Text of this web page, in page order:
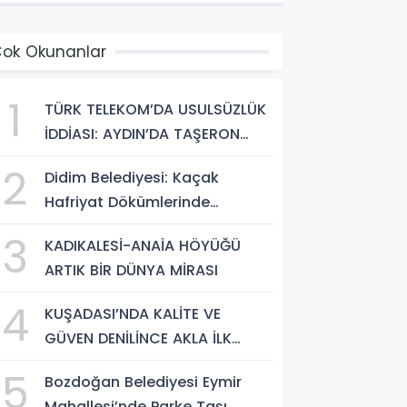
Okunanlar
1
TÜRK TELEKOM’DA USULSÜZLÜK
İDDİASI: AYDIN’DA TAŞERON
ARIYOR
2
Didim Belediyesi: Kaçak
Hafriyat Dökümlerinde
Firmalar Tespit Edildi
3
KADIKALESİ-ANAİA HÖYÜĞÜ
ARTIK BİR DÜNYA MİRASI
4
KUŞADASI’NDA KALİTE VE
GÜVEN DENİLİNCE AKLA İLK
5
Bozdoğan Belediyesi Eymir